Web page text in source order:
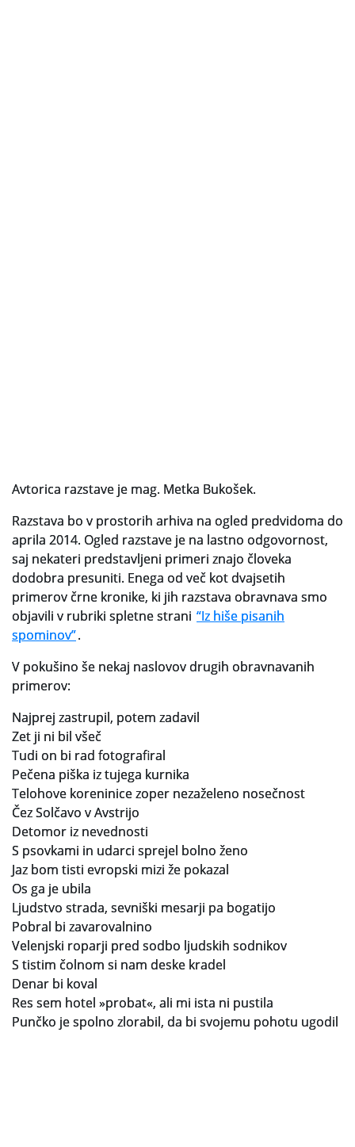
Avtorica razstave je mag. Metka Bukošek.
Razstava bo v prostorih arhiva na ogled predvidoma do
aprila 2014. Ogled razstave je na lastno odgovornost,
saj nekateri predstavljeni primeri znajo človeka
dodobra presuniti. Enega od več kot dvajsetih
primerov črne kronike, ki jih razstava obravnava smo
objavili v rubriki spletne strani “Iz hiše pisanih
spominov”.
V pokušino še nekaj naslovov drugih obravnavanih
primerov:
Najprej zastrupil, potem zadavil
Zet ji ni bil všeč
Tudi on bi rad fotografiral
Pečena piška iz tujega kurnika
Telohove koreninice zoper nezaželeno nosečnost
Čez Solčavo v Avstrijo
Detomor iz nevednosti
S psovkami in udarci sprejel bolno ženo
Jaz bom tisti evropski mizi že pokazal
Os ga je ubila
Ljudstvo strada, sevniški mesarji pa bogatijo
Pobral bi zavarovalnino
Velenjski roparji pred sodbo ljudskih sodnikov
S tistim čolnom si nam deske kradel
Denar bi koval
Res sem hotel »probat«, ali mi ista ni pustila
Punčko je spolno zlorabil, da bi svojemu pohotu ugodil